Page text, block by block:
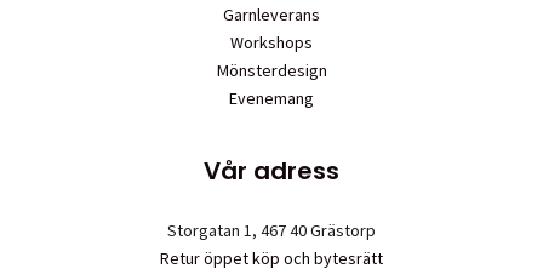
Garnleverans
Workshops
Mönsterdesign
Evenemang
Vår adress
Storgatan 1, 467 40 Grästorp
Retur öppet köp och bytesrätt